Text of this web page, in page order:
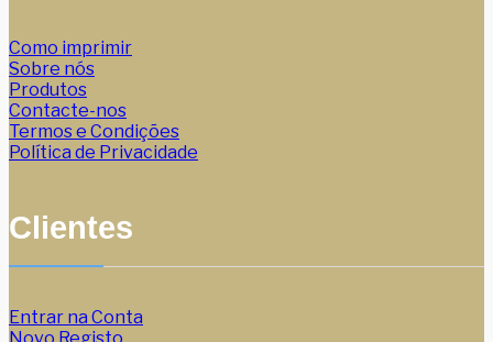
Como imprimir
Sobre nós
Produtos
Contacte-nos
Termos e Condições
Política de Privacidade
Clientes
Entrar na Conta
Novo Registo